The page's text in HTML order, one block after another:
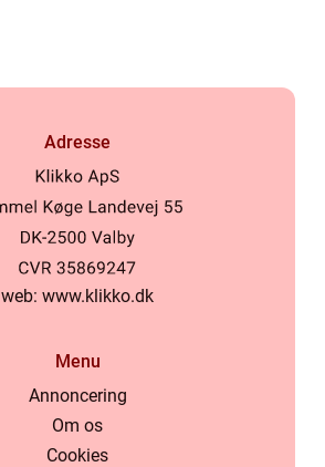
Adresse
web: www.klikko.dk
Menu
Annoncering
Om os
Cookies